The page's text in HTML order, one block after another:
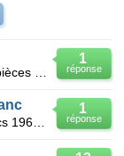
1
réponse
1
réponse